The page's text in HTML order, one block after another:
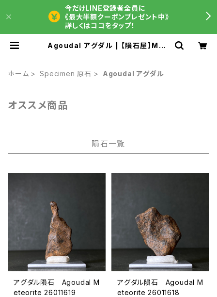
今だけLINE登録者全員に
《最大半額クーポンプレゼント中》
詳しくはココをタップ！
Agoudal アグダル | 【隕石屋】MET
ホーム Specimen 原石 Agoudal アグダル
オススメ商品
隕石一覧
アグダル隕石 Agoudal M
eteorite 26011619
アグダル隕石 Agoudal M
eteorite 26011618